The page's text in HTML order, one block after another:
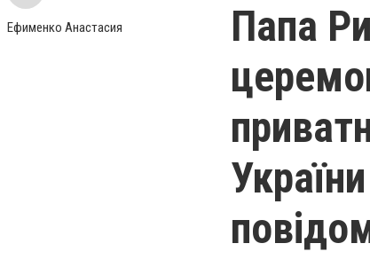
Ефименко Анастасия
Папа